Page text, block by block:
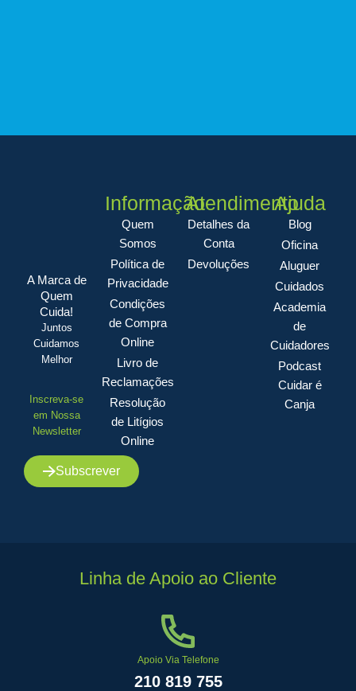
A Marca de
Quem
Cuida!
Juntos
Cuidamos
Melhor
Inscreva-se
em Nossa
Newsletter
Subscrever
Informação
Quem
Somos
Política de
Privacidade
Condições
de Compra
Online
Livro de
Reclamações
Resolução
de Litígios
Online
Atendimento
Detalhes da
Conta
Devoluções
Ajuda
Blog
Oficina
Aluguer
Cuidados
Academia
de
Cuidadores
Podcast
Cuidar é
Canja
Linha de Apoio ao Cliente
Apoio Via Telefone
210 819 755